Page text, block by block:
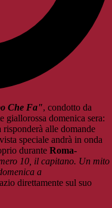
Che Fa", condotto da
giallorossa domenica sera:
alle domande
speciale andrà in onda
durante Roma-
10, il capitano. Un mito
a
direttamente sul suo